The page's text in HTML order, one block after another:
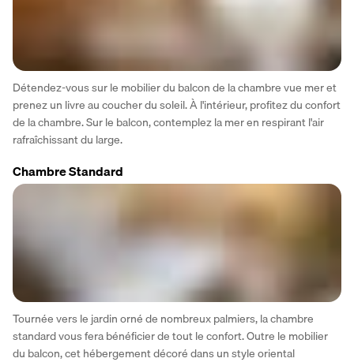
Détendez-vous sur le mobilier du balcon de la chambre vue mer et
prenez un livre au coucher du soleil. À l'intérieur, profitez du confort
de la chambre. Sur le balcon, contemplez la mer en respirant l'air
rafraîchissant du large.
Chambre Standard
Tournée vers le jardin orné de nombreux palmiers, la chambre
standard vous fera bénéficier de tout le confort. Outre le mobilier
du balcon, cet hébergement décoré dans un style oriental